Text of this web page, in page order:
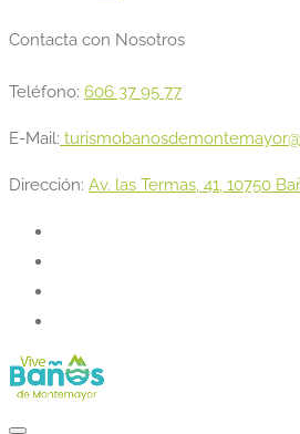
Contacta con Nosotros
Teléfono: 606 37 95 77
E-Mail:
Dirección: Av. las Termas, 41, 10750